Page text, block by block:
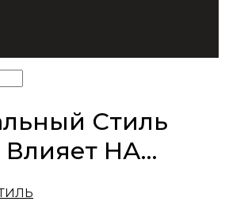
Стиль
Влияет НА…